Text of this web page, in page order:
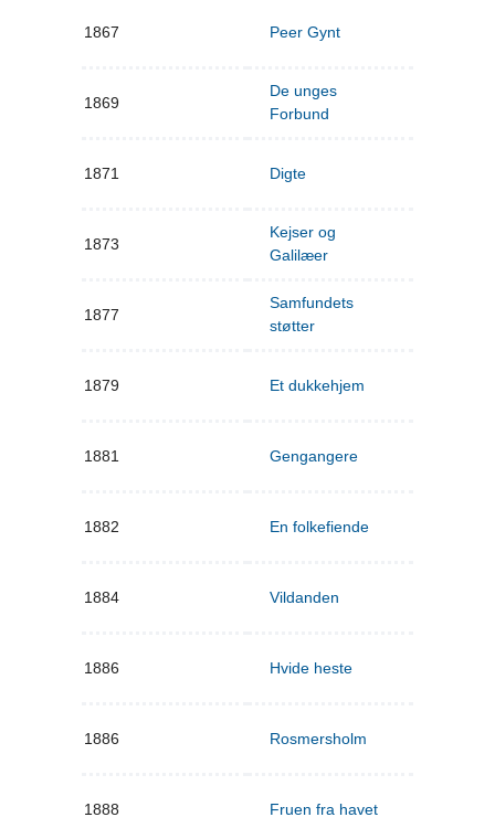
1867 Peer Gynt
1869
De unges
Forbund
1871 Digte
1873
Kejser og
Galilæer
1877
Samfundets
støtter
1879 Et dukkehjem
1881 Gengangere
1882 En folkefiende
1884 Vildanden
1886 Hvide heste
1886 Rosmersholm
1888 Fruen fra havet